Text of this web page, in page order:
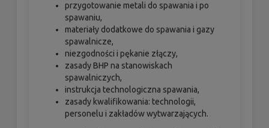
przygotowanie metali do spawania i po
spawaniu,
materiały dodatkowe do spawania i gazy
spawalnicze,
niezgodności i pękanie złączy,
zasady BHP na stanowiskach
spawalniczych,
instrukcja technologiczna spawania,
zasady kwalifikowania: technologii,
personelu i zakładów wytwarzających.